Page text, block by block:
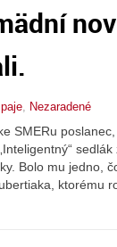
paje Nezaradené
SMERu
Bolo mu jedno,
ktorému